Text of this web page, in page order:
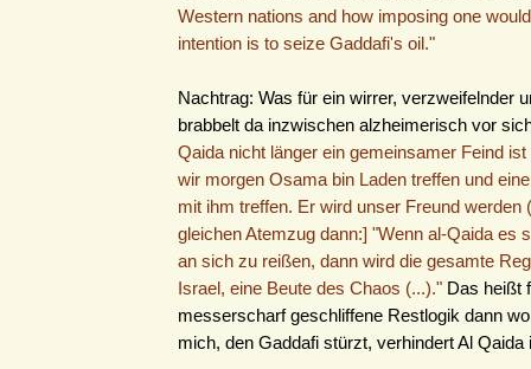
Western nations and how imposing one
intention is to seize Gaddafi's oil."
Nachtrag: Was für ein wirrer, verzweifelnder
brabbelt da inzwischen alzheimerisch vor
Qaida nicht länger ein gemeinsamer Feind
wir morgen Osama bin Laden treffen und
mit ihm treffen. Er wird unser Freund werden
gleichen Atemzug dann:] "Wenn al-Qaida es
an sich zu reißen, dann wird die gesamte
Israel, eine Beute des Chaos (...)." Das heißt
messerscharf geschliffene Restlogik dann
mich, den Gaddafi stürzt, verhindert Al Qaida